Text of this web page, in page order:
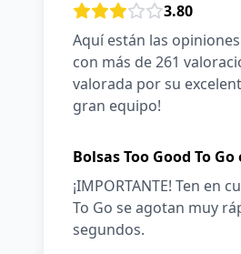
3.80
Aquí están las
con más de 261
valorada por su
gran equipo!
Bolsas Too Good To
¡IMPORTANTE! Ten en
To Go se agotan muy
segundos.